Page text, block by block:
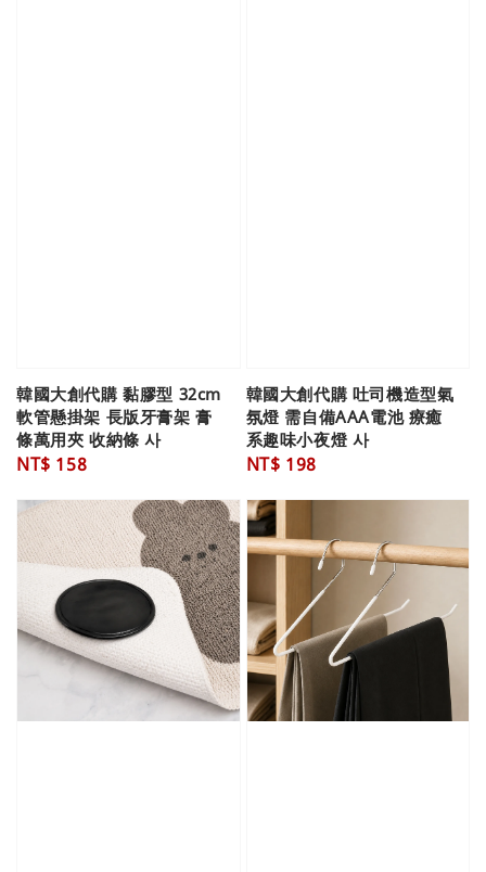
韓國大創代購 黏膠型 32cm
軟管懸掛架 長版牙膏架 膏
條萬用夾 收納條 사
Regular
NT$ 158
韓國大創代購 吐司機造型氣
氛燈 需自備AAA電池 療癒
系趣味小夜燈 사
Regular
NT$ 198